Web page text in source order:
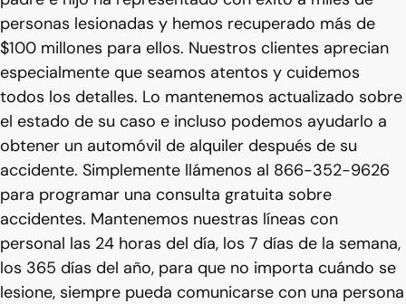
personas lesionadas y hemos recuperado más de
$100 millones para ellos. Nuestros clientes aprecian
especialmente que seamos atentos y cuidemos
todos los detalles. Lo mantenemos actualizado sobre
el estado de su caso e incluso podemos ayudarlo a
obtener un automóvil de alquiler después de su
accidente. Simplemente llámenos al 866-352-9626
para programar una consulta gratuita sobre
accidentes. Mantenemos nuestras líneas con
personal las 24 horas del día, los 7 días de la semana,
los 365 días del año, para que no importa cuándo se
lesione, siempre pueda comunicarse con una persona